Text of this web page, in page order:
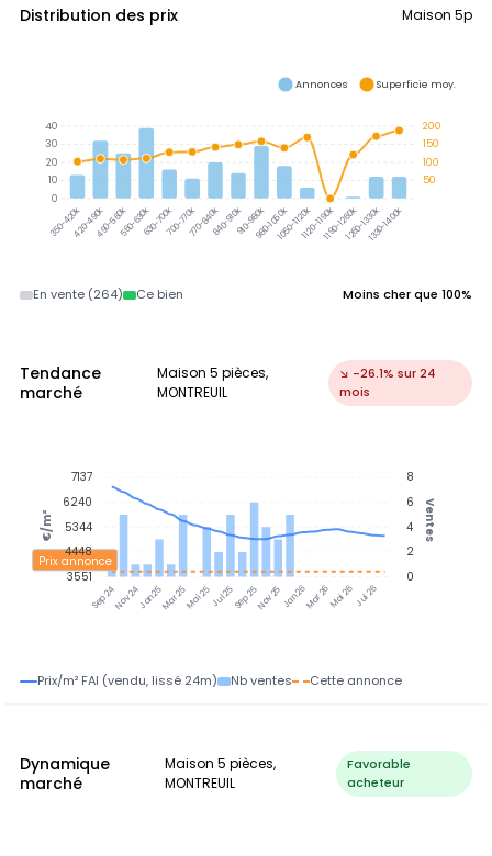
Distribution des prix Maison 5p
350-420k420-490k490-560k560-630k630-700k700-770k770-840k840-910k910-980k980-1050k1050-1120k1120-1190k1190-1260k1260-1330k1330-1400k
200
150
100
50
40
30
20
10
0
Annonces Superficie moy.
En vente (264) Ce bien Moins cher que 100%
Tendance
marché
Maison 5 pièces,
MONTREUIL
↘ -26.1% sur 24
mois
Sep 24Nov 24Jan 25Mar 25Mai 25Jul 25Sep 25Nov 25Jan 26Mar 26Mai 26Jul 26
Prix annonce
8
6
4
2
0
Ventes
7137
6240
5344
4448
3551
€/m²
Prix/m² FAI (vendu, lissé 24m) Nb ventes Cette annonce
Dynamique
marché
Maison 5 pièces,
MONTREUIL
Favorable
acheteur